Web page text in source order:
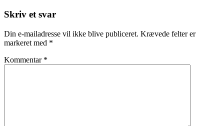
Skriv et svar
Din e-mailadresse vil ikke blive publiceret. Krævede felter er
markeret med *
Kommentar *